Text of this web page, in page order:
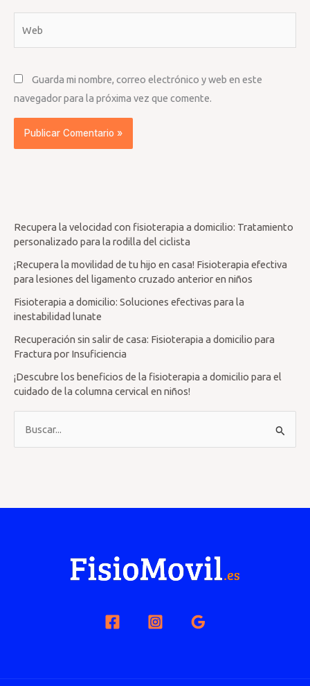
Guarda mi nombre, correo electrónico y web en este
navegador para la próxima vez que comente.
Recupera la velocidad con fisioterapia a domicilio: Tratamiento
personalizado para la rodilla del ciclista
¡Recupera la movilidad de tu hijo en casa! Fisioterapia efectiva
para lesiones del ligamento cruzado anterior en niños
Fisioterapia a domicilio: Soluciones efectivas para la
inestabilidad lunate
Recuperación sin salir de casa: Fisioterapia a domicilio para
Fractura por Insuficiencia
¡Descubre los beneficios de la fisioterapia a domicilio para el
cuidado de la columna cervical en niños!